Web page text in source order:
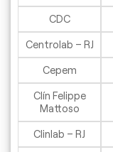
CDC
Centrolab – RJ
Cepem
Clín Felippe
Mattoso
Clinlab – RJ